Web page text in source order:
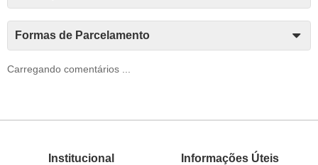
Formas de Parcelamento
Carregando comentários ...
Institucional Informações Úteis